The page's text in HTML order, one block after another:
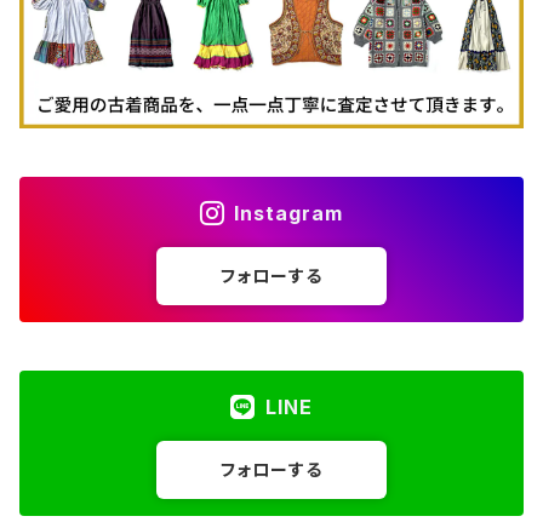
Instagram
フォローする
LINE
フォローする